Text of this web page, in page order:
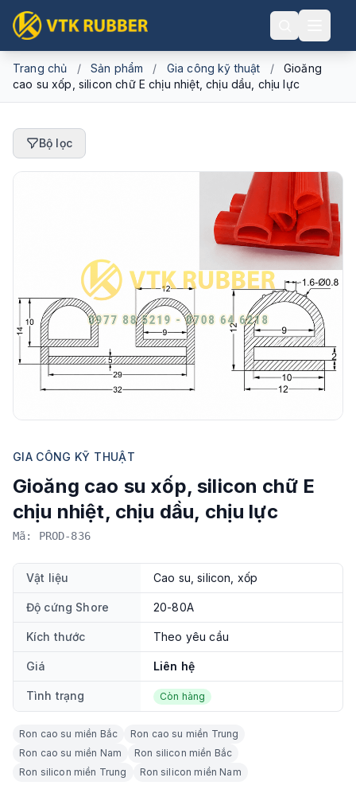
Trang chủ / Sản phẩm / Gia công kỹ thuật /
Gioăng
cao su xốp, silicon chữ E chịu nhiệt, chịu dầu, chịu lực
Bộ lọc
GIA CÔNG KỸ THUẬT
Gioăng cao su xốp, silicon chữ E
chịu nhiệt, chịu dầu, chịu lực
Mã: PROD-836
Vật liệu Cao su, silicon, xốp
Độ cứng Shore 20-80A
Kích thước Theo yêu cầu
Giá Liên hệ
Tình trạng Còn hàng
Ron cao su miền Bắc
Ron cao su miền Trung
Ron cao su miền Nam
Ron silicon miền Bắc
Ron silicon miền Trung
Ron silicon miền Nam